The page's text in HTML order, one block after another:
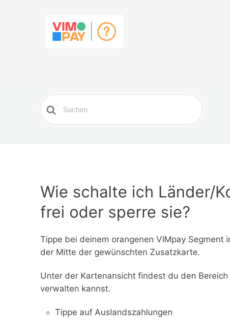
Search
For
Wie schalte ich Länder/
frei oder sperre sie?
Tippe bei deinem orangenen VIMpay Segment
der Mitte der gewünschten Zusatzkarte.
Unter der Kartenansicht findest du den
verwalten kannst.
Tippe auf Auslandszahlungen